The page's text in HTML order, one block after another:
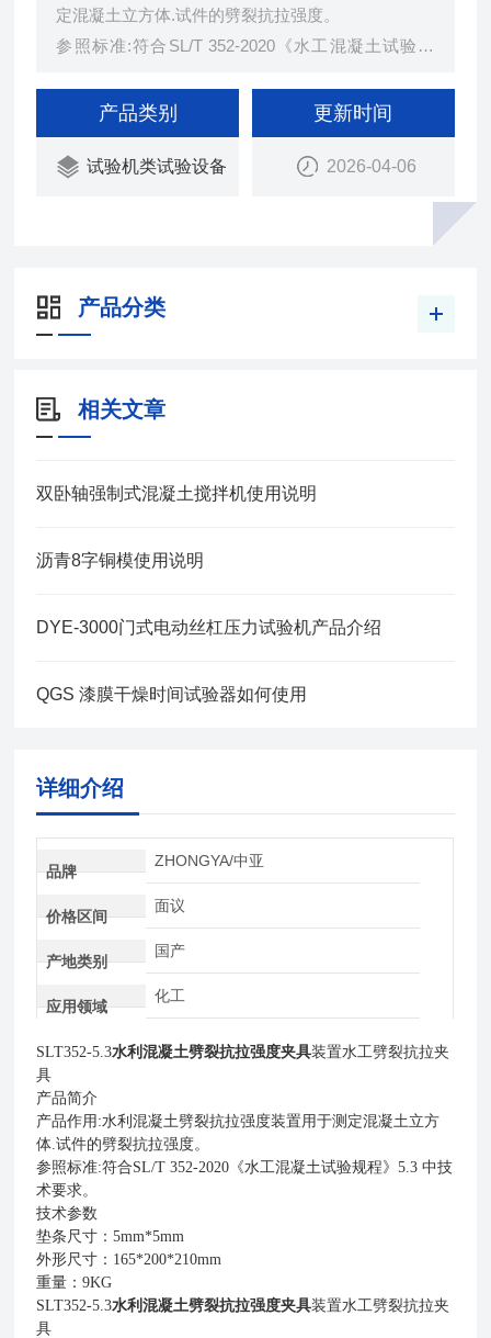
定混凝土立方体.试件的劈裂抗拉强度。
参照标准:符合SL/T 352-2020《水工混凝土试验规
产品类别
试验机类试验设备
更新时间
2026-04-06
产品分类
相关文章
双卧轴强制式混凝土搅拌机使用说明
沥青8字铜模使用说明
DYE-3000门式电动丝杠压力试验机产品介绍
QGS 漆膜干燥时间试验器如何使用
详细介绍
品牌
ZHONGYA/中亚
价格区间
面议
产地类别
国产
应用领域
化工
SLT352-5.3水利混凝土劈裂抗拉强度夹具装置水工劈裂抗拉夹
具
产品简介
产品作用 :水利混凝土劈裂抗拉强度装置用于测定混凝土立方
体 .试件的劈裂抗拉强度。
参照标准:符合SL/T 352-2020《水工混凝土试验规程》5.3 中技
术要求。
技术参数
垫条尺寸：5mm*5mm
外形尺寸： 165*200*210mm
重量：9KG
SLT352-5.3水利混凝土劈裂抗拉强度夹具装置水工劈裂抗拉夹
具